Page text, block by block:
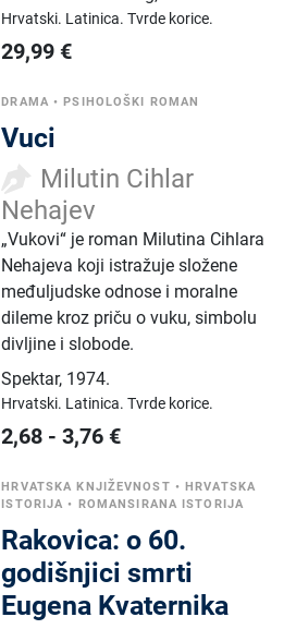
Hrvatski. Latinica.Tvrde korice.
29,99 €
DRAMA •PSIHOLOŠKI ROMAN
Vuci
Milutin Cihlar
Nehajev
„Vukovi“ je roman Milutina Cihlara
Nehajeva koji istražuje složene
međuljudske odnose i moralne
dileme kroz priču o vuku, simbolu
divljine i slobode.
Spektar, 1974.
Hrvatski. Latinica.Tvrde korice.
2,68 -3,76 €
HRVATSKA KNJIŽEVNOST •HRVATSKA
ISTORIJA • ROMANSIRANA ISTORIJA
Rakovica: o 60.
godišnjici smrti
Eugena Kvaternika